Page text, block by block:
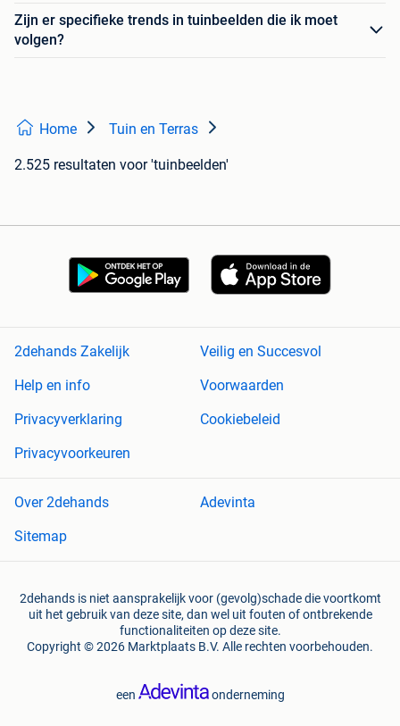
Zijn er specifieke trends in tuinbeelden die ik moet
volgen?
Home Tuin en Terras
2.525 resultaten voor 'tuinbeelden'
2dehands Zakelijk
Veilig en Succesvol
Help en info
Voorwaarden
Privacyverklaring
Cookiebeleid
Privacyvoorkeuren
Over 2dehands
Adevinta
Sitemap
2dehands is niet aansprakelijk voor (gevolg)schade die voortkomt
uit het gebruik van deze site, dan wel uit fouten of ontbrekende
functionaliteiten op deze site.
Copyright © 2026 Marktplaats B.V. Alle rechten voorbehouden.
een onderneming